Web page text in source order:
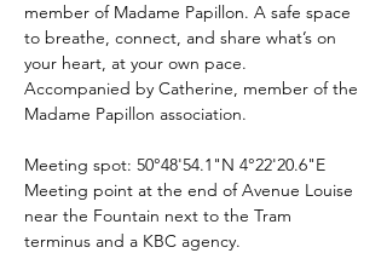
member of Madame Papillon. A safe space
to breathe, connect, and share what’s on
your heart, at your own pace.
Accompanied by Catherine, member of the
Madame Papillon association.
Meeting spot: 50°48'54.1"N 4°22'20.6"E
Meeting point at the end of Avenue Louise
near the Fountain next to the Tram
terminus and a KBC agency.